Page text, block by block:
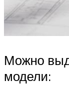
Можно
модели: